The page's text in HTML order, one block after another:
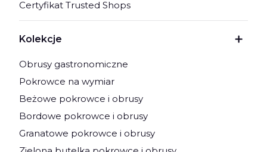
Certyfikat Trusted Shops
Kolekcje
Obrusy gastronomiczne
Pokrowce na wymiar
Beżowe pokrowce i obrusy
Bordowe pokrowce i obrusy
Granatowe pokrowce i obrusy